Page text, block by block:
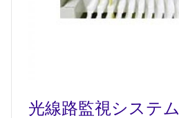
光線路監視システム